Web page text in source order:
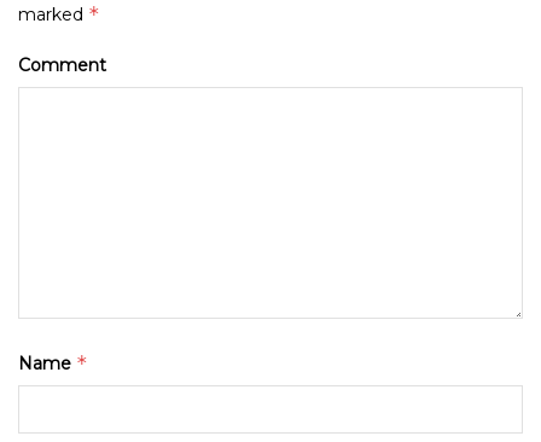
marked *
Comment
Name *